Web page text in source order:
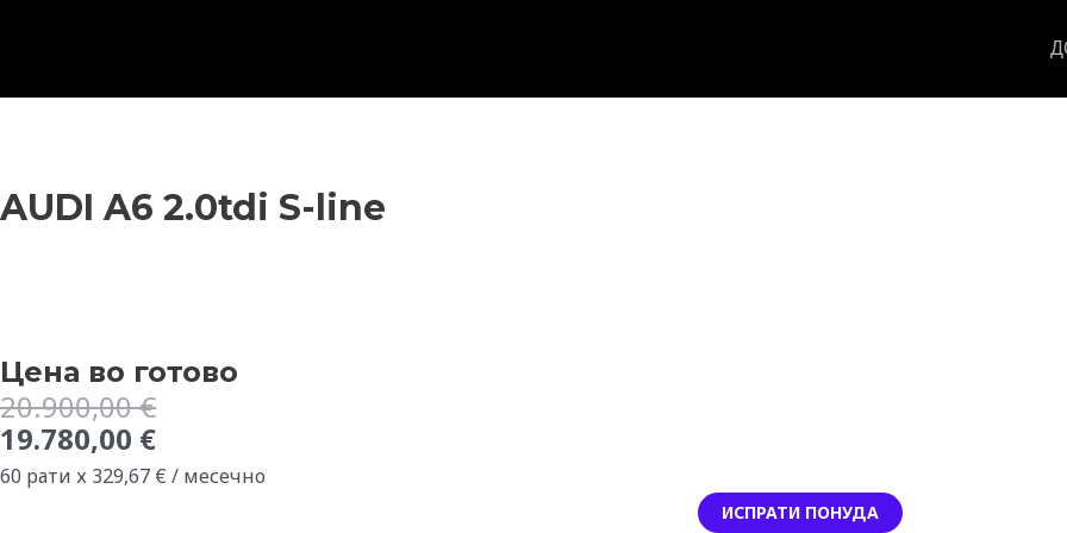
AUDI A6 2.0tdi S-line
Цена во готово
20.900,00€
Original
price
was:
20.900,00 €.
19.780,00 €
Current
price
is:
19.780,00 €.
60 рати х 329,67 € / месечно
ИСПРАТИ ПОНУДА